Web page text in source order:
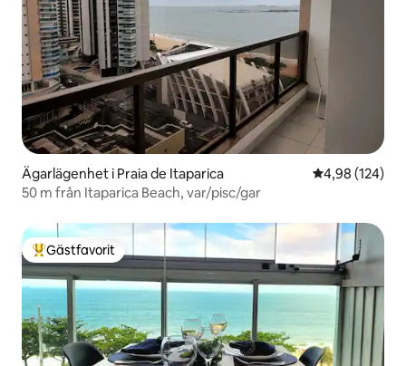
Ägarlägenhet i Praia de Itaparica 4,98 av 5 i
4,98 (124)
50 m från Itaparica Beach, var/pisc/gar
Populär gästfavorit
Gästfavorit